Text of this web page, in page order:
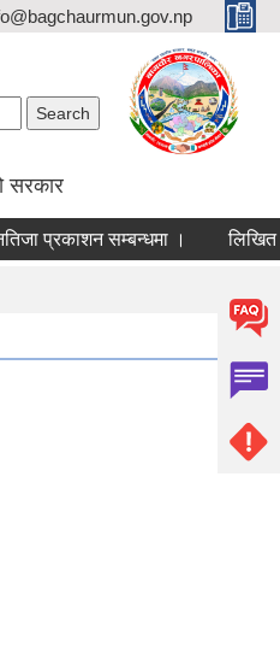
सरकार
प्रकाशन सम्बन्धमा । लिखित